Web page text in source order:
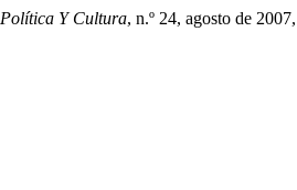
Política Y Cultura, n.º 24, agosto de